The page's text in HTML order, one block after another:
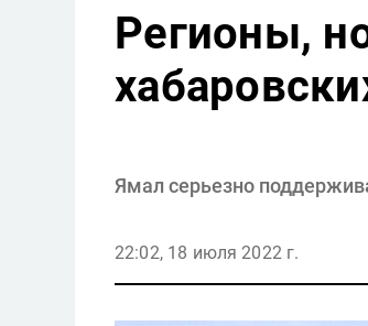
Регионы,
Ямал серьезно
22:02, 18 июля 2022 г.